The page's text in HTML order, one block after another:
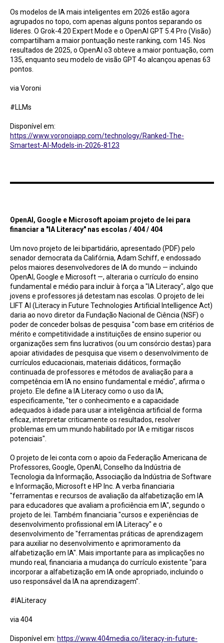
Os modelos de IA mais inteligentes em 2026 estão agora
agrupados no topo, com apenas alguns pontos separando os
líderes. O Grok-4.20 Expert Mode e o OpenAI GPT 5.4 Pro (Visão)
compartilham a maior pontuação neste ranking, com 145. Nos
resultados de 2025, o OpenAI o3 obteve a maior pontuação, com
135, enquanto seu modelo de visão GPT 4o alcançou apenas 63
pontos.
via Voroni
#LLMs
Disponível em:
https://www.voronoiapp.com/technology/Ranked-The-
Smartest-AI-Models-in-2026-8123
OpenAI, Google e Microsoft apoiam projeto de lei para
financiar a "IA Literacy" nas escolas / 404 / 404
Um novo projeto de lei bipartidário, apresentado (PDF) pelo
senador democrata da Califórnia, Adam Schiff, e endossado
pelos maiores desenvolvedores de IA do mundo — incluindo
OpenAI, Google e Microsoft —, alteraria o currículo do ensino
fundamental e médio para incluir à força a "IA Literacy", algo que
jovens e professores já detestam nas escolas. O projeto de lei
LIFT AI (Literacy in Future Technologies Artificial Intelligence Act)
daria ao novo diretor da Fundação Nacional de Ciência (NSF) o
poder de conceder bolsas de pesquisa "com base em critérios de
mérito e competitividade a instituições de ensino superior ou
organizações sem fins lucrativos (ou um consórcio destas) para
apoiar atividades de pesquisa que visem o desenvolvimento de
currículos educacionais, materiais didáticos, formação
continuada de professores e métodos de avaliação para a
competência em IA no ensino fundamental e médio", afirma o
projeto. Ele define a IA Literacy como o uso da IA;
especificamente, "ter o conhecimento e a capacidade
adequados à idade para usar a inteligência artificial de forma
eficaz, interpretar criticamente os resultados, resolver
problemas em um mundo habilitado por IA e mitigar riscos
potenciais".
O projeto de lei conta com o apoio da Federação Americana de
Professores, Google, OpenAI, Conselho da Indústria de
Tecnologia da Informação, Associação da Indústria de Software
e Informação, Microsoft e HP Inc. A verba financiaria
"ferramentas e recursos de avaliação da alfabetização em IA
para educadores que avaliam a proficiência em IA", segundo o
projeto de lei. Também financiaria "cursos e experiências de
desenvolvimento profissional em IA Literacy" e o
desenvolvimento de "ferramentas práticas de aprendizagem
para auxiliar no desenvolvimento e aprimoramento da
alfabetização em IA". Mais importante para as implicações no
mundo real, financiaria a mudança do currículo existente "para
incorporar a alfabetização em IA onde apropriado, incluindo o
uso responsável da IA ​​na aprendizagem".
#IALiteracy
via 404
Disponível em: https://www.404media.co/literacy-in-future-